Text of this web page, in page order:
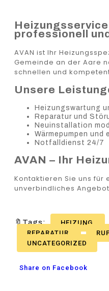
professionell
AVAN ist Ihr
Gemeinde an der Aare
schnellen und
Unsere
Heizungswartung
Reparatur und
Neuinstallation
Wärmepumpen und
Notfalldienst 24/7
AVAN – Ihr
Kontaktieren Sie uns für
unverbindliches
🔖Tags: HEIZUNG
REPARATUR
UNCATEGORIZED
Share on Facebook